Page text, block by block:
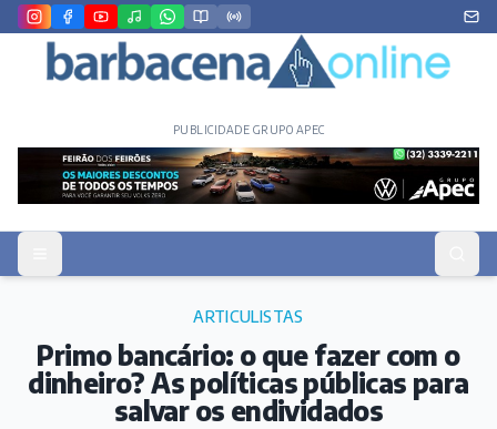
PUBLICIDADE GRUPO APEC
ARTICULISTAS
Primo bancário: o que fazer com o
dinheiro? As políticas públicas para
salvar os endividados